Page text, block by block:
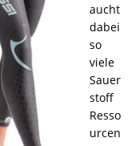
aucht
dabei
so
viele
Sauer
stoff
Resso
urcen